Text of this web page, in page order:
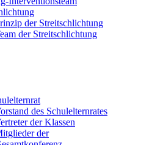
der Streitschlichtung
der Streitschlichtung
des Schulelternrates
der Klassen
der